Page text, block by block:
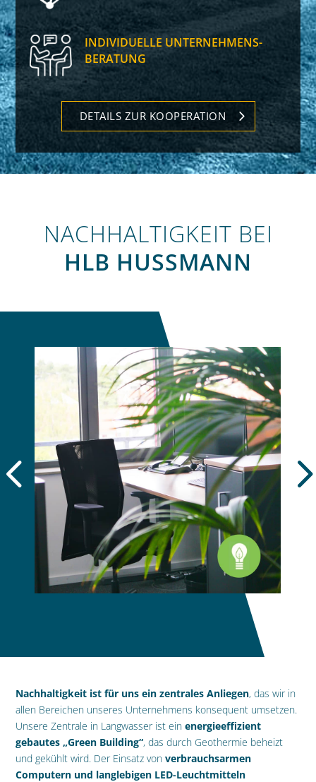
INDIVIDUELLE UNTERNEHMENS­
BERATUNG
DETAILS ZUR KOOPERATION
NACHHALTIGKEIT BEI
HLB HUSSMANN
Nachhaltigkeit ist für uns ein zentrales Anliegen, das wir in
allen Bereichen unseres Unternehmens konsequent umsetzen.
Unsere Zentrale in Langwasser ist einenergieeffizient
gebautes „Green Building“, das durch Geothermie beheizt
und gekühlt wird. Der Einsatz vonverbrauchsarmen
Computern und langlebigen LED-Leuchtmitteln